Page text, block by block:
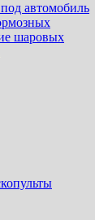
автомобиль
шаровых